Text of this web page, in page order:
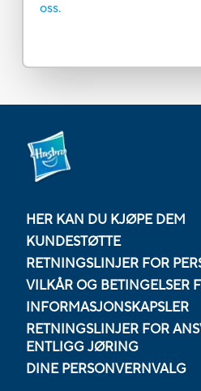
oss.
HER KAN DU KJØPE DEM
KUNDESTØTTE
RETNINGSLINJER FOR
VILKÅR OG BETINGELSER
INFORMASJONSKAPSLER
RETNINGSLINJER FOR
ENTLIGG JØRING
DINE PERSONVERNVALG